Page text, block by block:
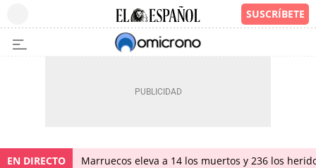
EN DIRECTO Marruecos eleva a 14 los muertos y 236 los